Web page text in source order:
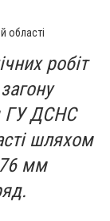
області
робіт
ГУ ДСНС
шляхом
мм